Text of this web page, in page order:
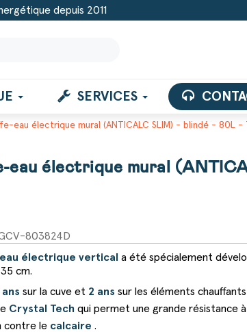
depuis 2011
SERVICES
eau électrique mural (ANTICALC SLIM) - blindé - 80L -
eau électrique mural
803824D
électrique vertical a été spécialement
cm.
ans sur la cuve et 2 ans sur les éléments chauffants
Crystal Tech qui permet une grande résistance
contre le calcaire .